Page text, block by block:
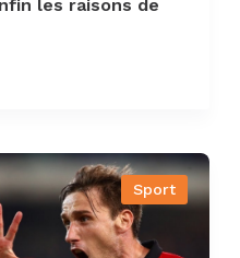
les raisons de
Sport